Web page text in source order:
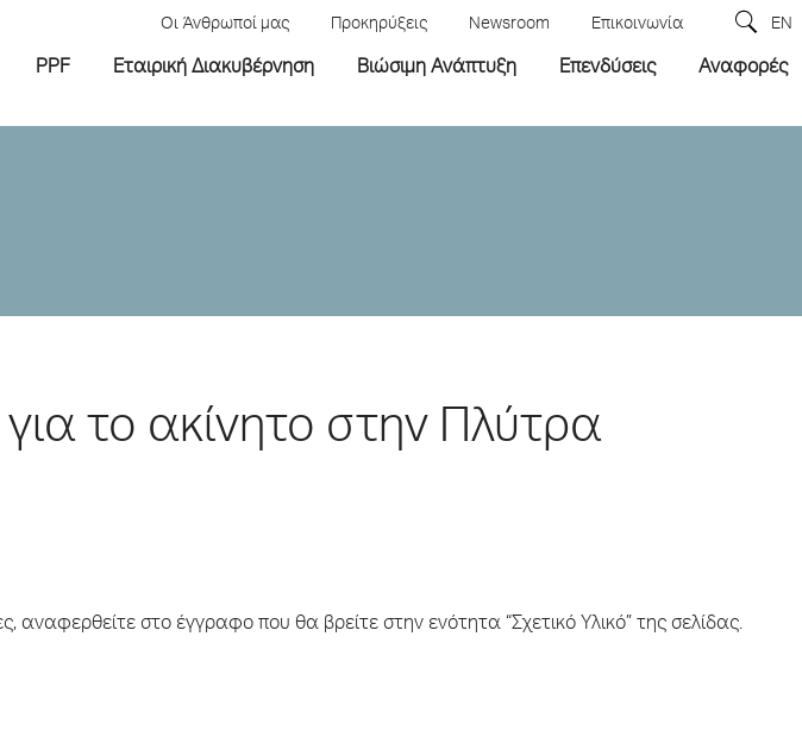
Οι Άνθρωποί μας Προκηρύξεις Newsroom Επικοινωνία EN
PPF Εταιρική Διακυβέρνηση Βιώσιμη Ανάπτυξη Επενδύσεις Αναφορές
για το ακίνητο στην Πλύτρα
αναφερθείτε στο έγγραφο που θα βρείτε στην ενότητα “Σχετικό Υλικό” της σελίδας.